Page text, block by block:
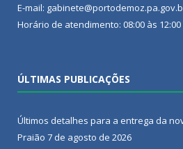
E-mail:
Horário de atendimento: 08:00 às 12:00
ÚLTIMAS PUBLICAÇÕES
Últimos detalhes para a entrega da
Praião 7 de agosto de 2026